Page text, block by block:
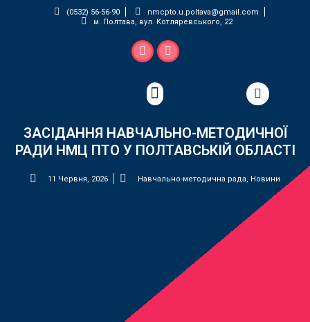
(0532) 56-56-90
nmcpto.u.poltava@gmail.com
м. Полтава, вул. Котляревського, 22
ЗАСІДАННЯ НАВЧАЛЬНО-МЕТОДИЧНОЇ
РАДИ НМЦ ПТО У ПОЛТАВСЬКІЙ ОБЛАСТІ
11 Червня, 2026 Навчально-методична рада Новини